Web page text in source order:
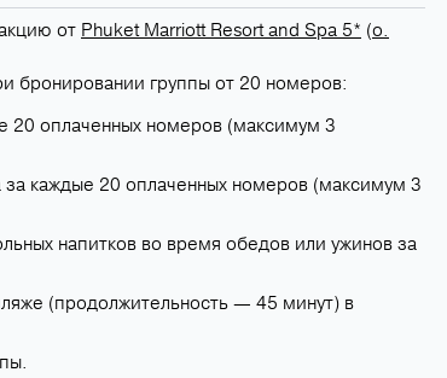
от Phuket Marriott Resort and Spa 5* (о.
бронировании группы от 20 номеров:
20 оплаченных номеров (максимум 3
каждые 20 оплаченных номеров (максимум 3
напитков во время обедов или ужинов за
(продолжительность — 45 минут) в